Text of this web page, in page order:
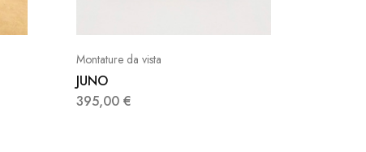
Montature da vista
JUNO
395,00 €